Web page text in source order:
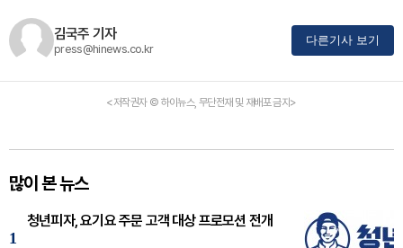
김국주 기자
press@hinews.co.kr
다른기사 보기
<저작권자 © 하이뉴스, 무단전재 및 재배포 금지>
많이 본 뉴스
1
청년피자, 요기요 주문 고객 대상 프로모션 전개